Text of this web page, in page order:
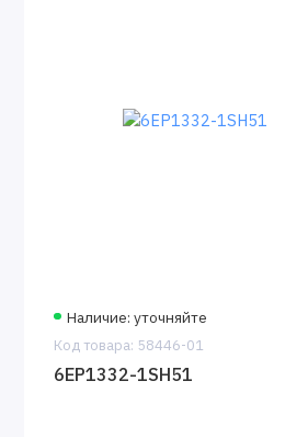
Наличие: уточняйте
Код товара: 58446-01
6EP1332-1SH51